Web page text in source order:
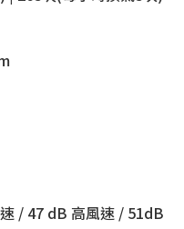
/ 47 dB 高風速 / 51dB